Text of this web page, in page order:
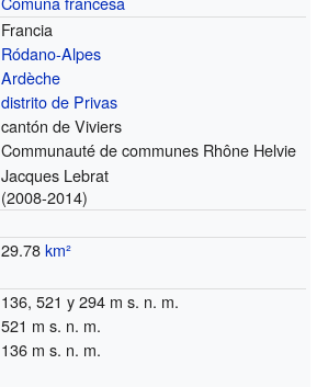
Francia
Ródano-Alpes
Ardèche
distrito de Privas
cantón de Viviers
Communauté de communes Rhône Helvie
Jacques Lebrat
(2008-2014)
29.78km²
136, 521 y 294 m s. n. m.
521 m s. n. m.
136 m s. n. m.